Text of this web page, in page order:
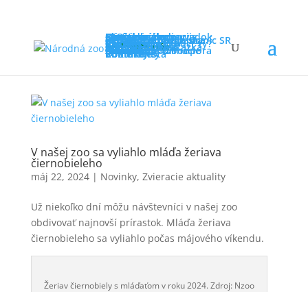
Ideme do zoo
Otváracie hodiny
Návštevnícky poriadok
Novinky
FAQ
Cenník
Návštevnícky servis
Program v zoo
Cesta do zoo
Mapa zoo
Straty a nálezy
Ochrana prírody
Záchranné programy
Rehabilitačná stanica
Sieť záchranných staníc SR
Iné aktivity
Projekty v zoo
Výskum
Kampane
Ako môžeš pomôcť ty?
Vzdelávanie
Pre školy
Pre tábory
Pre verejnosť
Zoo online
Súťaže
Zoo mimo areál
Podporte nás
Darčeková poukážka
Adopcia zvierat
Permanentka
Partneri
Dobrovoľníctvo
Sponzoring & Podpora
Zvieratá
O nás
Náš príbeh
Základné informácie
Členstvá
Press zóna
Dokumenty
Voľné miesta
Informácie
Kontakty
V našej zoo sa vyliahlo mláďa žeriava
čiernobieleho
máj 22, 2024| Novinky, Zvieracie aktuality
Už niekoľko dní môžu návštevníci v našej zoo
obdivovať najnovší prírastok. Mláďa žeriava
čiernobieleho sa vyliahlo počas májového víkendu.
Žeriav čiernobiely s mláďaťom v roku 2024. Zdroj: Nzoo